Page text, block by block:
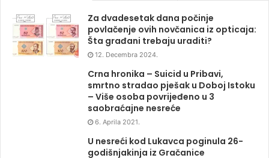
Za dvadesetak dana počinje
povlačenje ovih novčanica iz opticaja:
Šta građani trebaju uraditi?
12. Decembra 2024.
Crna hronika – Suicid u Pribavi,
smrtno stradao pješak u Doboj Istoku
– Više osoba povrijeđeno u 3
saobraćajne nesreće
6. Aprila 2021.
U nesreći kod Lukavca poginula 26-
godišnjakinja iz Gračanice